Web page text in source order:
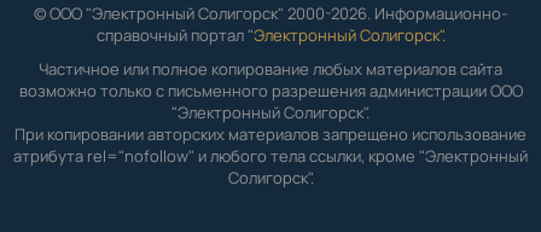
© ООО "Электронный Солигорск" 2000-2026. Информационно-
справочный портал "Электронный Солигорск".
Частичное или полное копирование любых материалов сайта
возможно только с письменного разрешения администрации ООО
"Электронный Солигорск".
При копировании авторских материалов запрещено использование
атрибута rel="nofollow" и любого тела ссылки, кроме "Электронный
Солигорск".